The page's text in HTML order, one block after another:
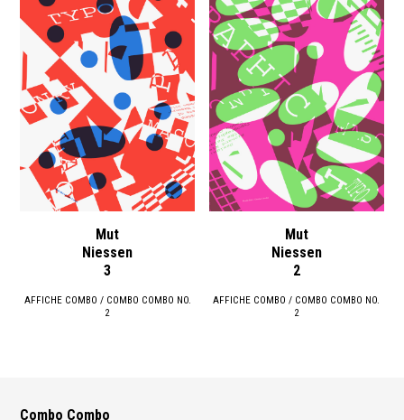
Mut
Niessen
3
AFFICHE COMBO / COMBO COMBO NO.
2
Mut
Niessen
2
AFFICHE COMBO / COMBO COMBO NO.
2
Combo Combo